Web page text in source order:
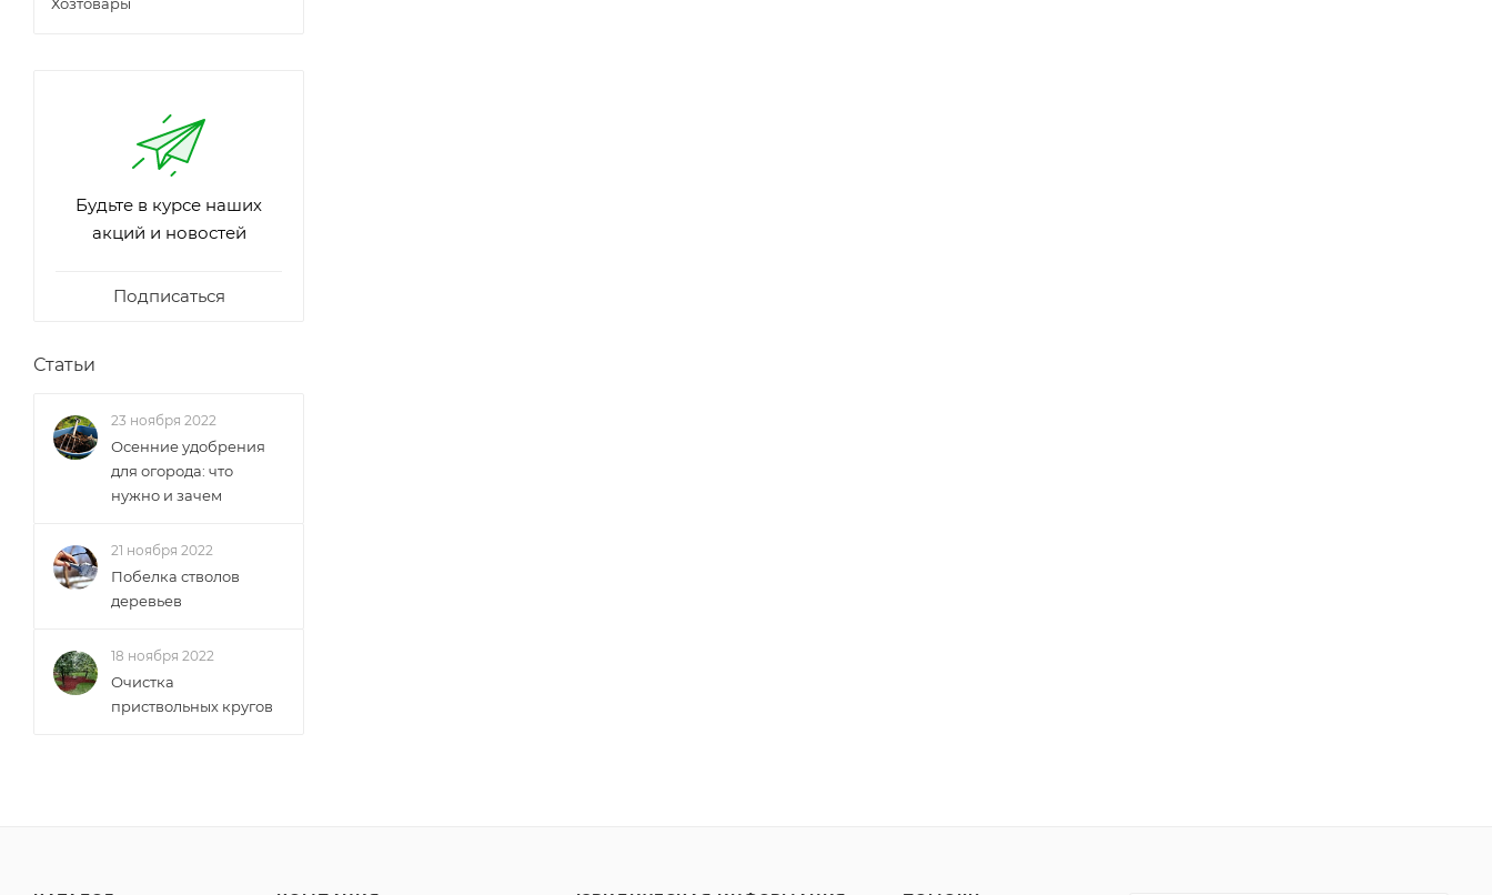
Будьте в курсе наших
акций и новостей
Подписаться
Статьи
23 ноября 2022
Осенние удобрения
для огорода: что
нужно и зачем
21 ноября 2022
Побелка стволов
деревьев
18 ноября 2022
Очистка
приствольных кругов